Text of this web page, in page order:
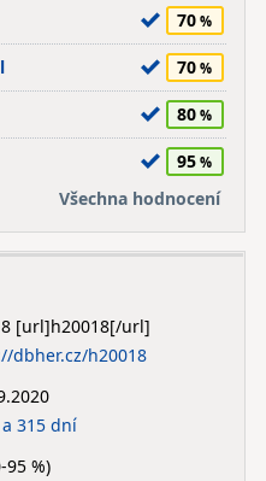
70
70
80
95
Všechna hodnocení
dbher.cz/h20018
315 dní
95 %)